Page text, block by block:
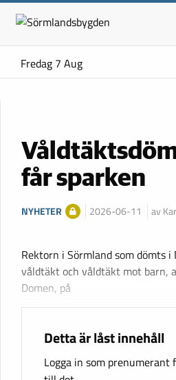
Fredag 7 Aug
får sparken
NYHETER 2026-06-11 av
Rektorn i Sörmland som dömts
våldtäkt och våldtäkt mot barn,
Domen, på
Detta är låst innehåll
Logga in som